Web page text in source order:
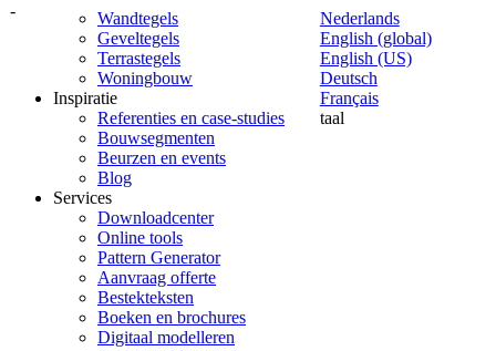
-
Nederlands
English (global)
English (US)
Deutsch
Français
taal
Wandtegels
Geveltegels
Terrastegels
Woningbouw
Inspiratie
Referenties en case-studies
Bouwsegmenten
Beurzen en events
Blog
Services
Downloadcenter
Online tools
Pattern Generator
Aanvraag offerte
Bestekteksten
Boeken en brochures
Digitaal modelleren